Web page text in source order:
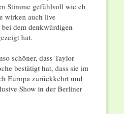
Stimme gefühlvoll wie eh
wirken auch live
dem denkwürdigen
hat.
schöner, dass Taylor
bestätigt hat, dass sie im
Europa zurückkehrt und
Show in der Berliner